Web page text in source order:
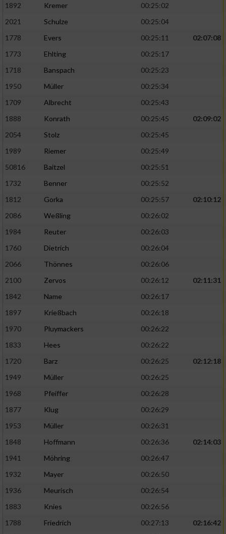
1892 Kremer
00:25:02
2021
Schulze
00:25:04
1778
Evers 00:25:11
02:07:08
1773
Ehlting
00:25:17
1718
Banspach
00:25:23
1950
Müller
00:25:34
1709
Albrecht
00:25:43
1888
Konrath 00:25:45
02:09:02
2054
Stolz
00:25:45
1989
Riemer
00:25:49
50816
Baitzel
00:25:51
1732
Benner
00:25:52
1812
Gorka 00:25:57
02:10:12
2086
Weßling
00:26:02
1984
Reuter
00:26:03
1760
Dietrich
00:26:04
2066
Thönnes
00:26:06
2100
Zervos 00:26:12
02:11:31
1842
Name
00:26:17
1897
Krießbach
00:26:18
1970
Pluymackers
00:26:22
1833
Hees
00:26:22
1720
Barz 00:26:25
02:12:18
1949
Müller
00:26:25
1968
Pfeiffer
00:26:28
1877
Klug
00:26:29
1953
Müller
00:26:31
1848
Hoffmann 00:26:36
02:14:03
1941
Möhring
00:26:47
1932
Mayer
00:26:50
1936
Meurisch
00:26:54
1883
Knies
00:26:56
1788
Friedrich 00:27:13
02:16:42